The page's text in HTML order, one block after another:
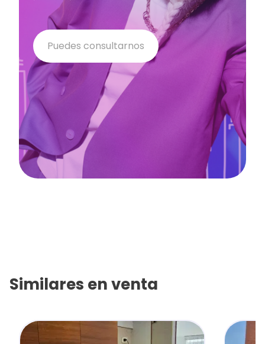
Puedes consultarnos
Similares enventa